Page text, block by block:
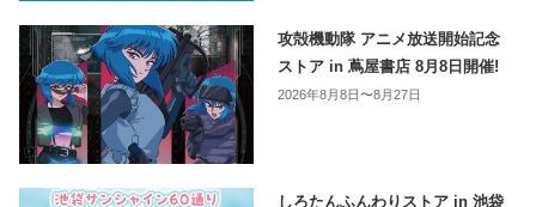
攻殻機動隊 アニメ放送開始記念
ストア in 蔦屋書店 8月8日開催!
2026年8月8日〜8月27日
しろたんふんわりストア in 池袋